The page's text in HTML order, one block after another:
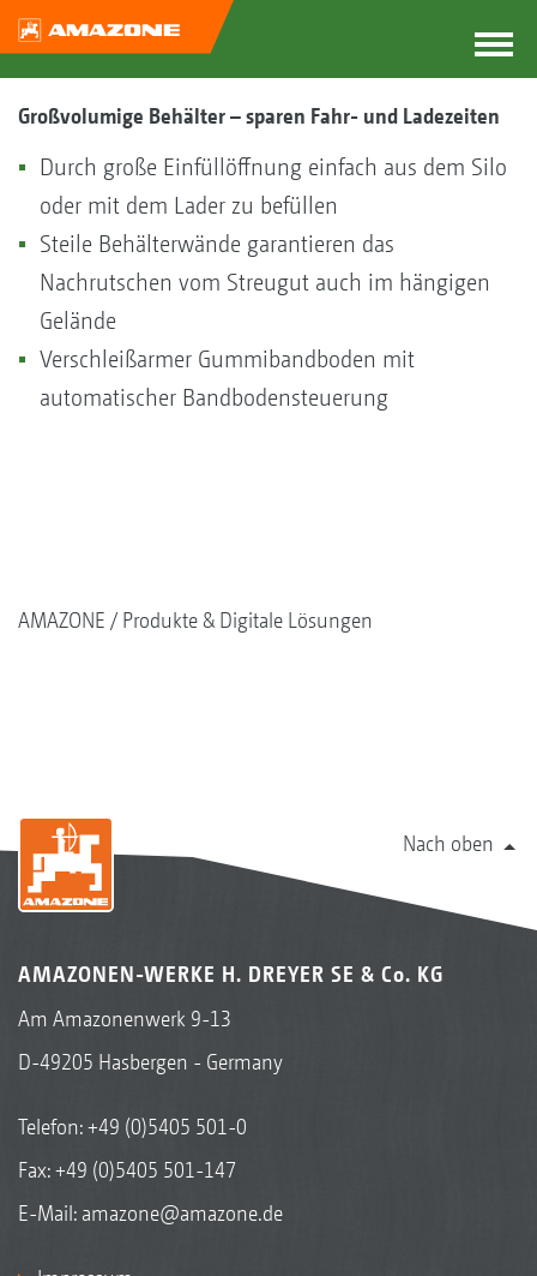
Großvolumige Behälter – sparen Fahr- und Ladezeiten
Durch große Einfüllöffnung einfach aus dem Silo
oder mit dem Lader zu befüllen
Steile Behälterwände garantieren das
Nachrutschen vom Streugut auch im hängigen
Gelände
Verschleißarmer Gummibandboden mit
automatischer Bandbodensteuerung
AMAZONE Produkte & Digitale Lösungen
Nach oben
AMAZONEN-WERKE H. DREYER SE & Co. KG
Am Amazonenwerk 9-13
D-49205 Hasbergen - Germany
Telefon:+49 (0)5405 501-0
Fax: +49 (0)5405 501-147
E-Mail: amazone@amazone.de